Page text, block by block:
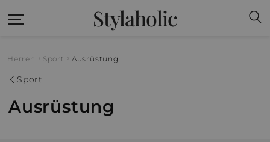
Stylaholic
Herren Sport Ausrüstung
Sport
Ausrüstung